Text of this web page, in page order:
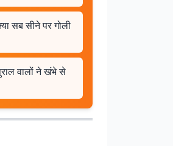
सब सीने पर गोली
वालों ने खंभे से